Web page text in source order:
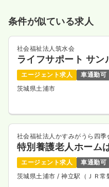
条件が似ている求人
社会福祉法人筑水会
ライフサポート サン
エージェント求人 車通勤可
茨城県土浦市
社会福祉法人かすみがうら四季
特別養護老人ホーム
エージェント求人
車通勤可
茨城県土浦市 / 神立駅（ＪＲ常